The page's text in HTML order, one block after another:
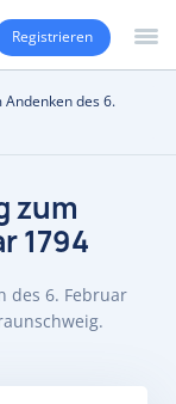
Registrieren
des 6.
zum
1794
des 6. Februar